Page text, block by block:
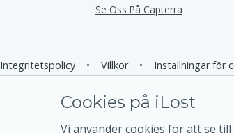
Se Oss På Capterra
Integritetspolicy • Villkor • Inställningar för
Cookies på iLost
Vi använder cookies för att se